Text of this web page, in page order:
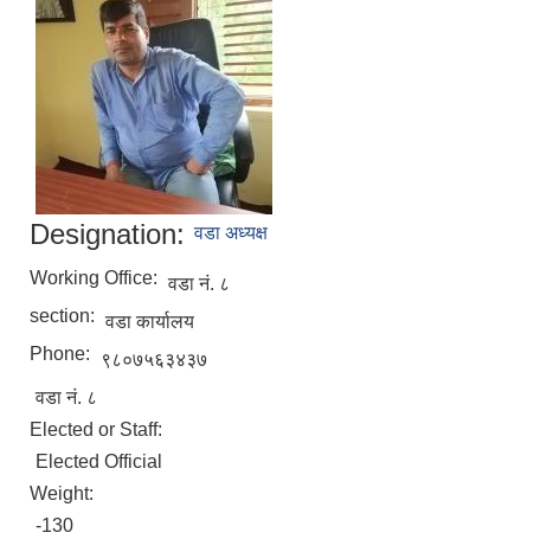
Designation: वडा अध्यक्ष
Working Office: वडा नं. ८
section: वडा कार्यालय
Phone:
९८०७५६३४३७
वडा नं. ८
Elected or Staff:
Elected Official
Weight:
-130